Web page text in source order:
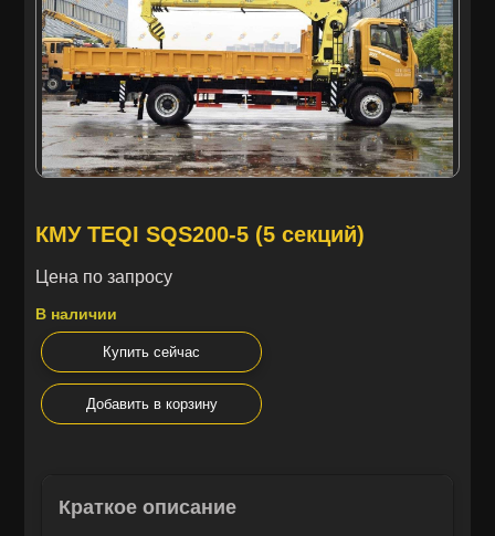
КМУ TEQI SQS200-5 (5 секций)
Цена по запросу
В наличии
Купить сейчас
Добавить в корзину
Краткое описание